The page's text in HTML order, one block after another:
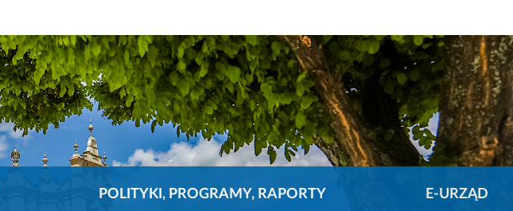
POLITYKI, PROGRAMY, RAPORTY E-URZĄD